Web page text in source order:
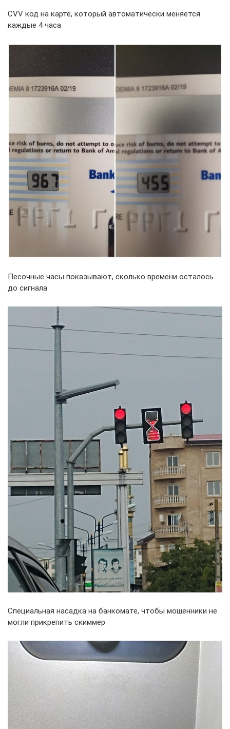
CVV код на карте, который автоматически меняется
каждые 4 часа
Песочные часы показывают, сколько времени осталось
до сигнала
Специальная насадка на банкомате, чтобы мошенники не
могли прикрепить скиммер